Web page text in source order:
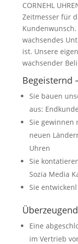
CORNEHL
Zeitmesser für
Kundenwunsch.
wachsendes
ist. Unsere
wachsender
Begeisternd
Sie bauen
aus:
Sie gewinnen
neuen
Uhren
Sie
Sozia Media
Sie
Eine
im Vertrieb